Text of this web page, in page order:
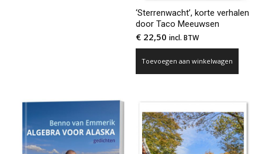
‘Sterrenwacht’, korte verhalen
door Taco Meeuwsen
€ 22,50 incl. BTW
Toevoegen aan winkelwagen